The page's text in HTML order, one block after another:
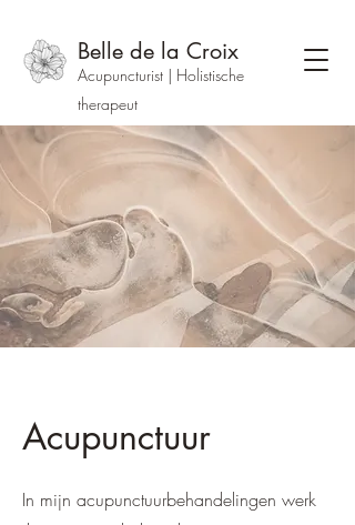
Belle de la Croix
Acupuncturist | Holistische
therapeut
Acupunctuur
In mijn acupunctuurbehandelingen werk